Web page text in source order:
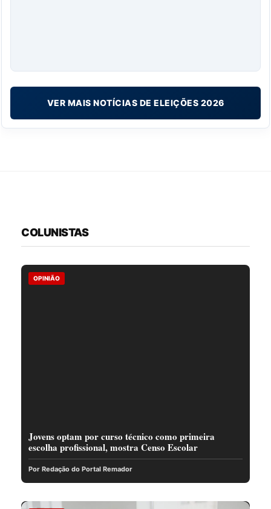
VER MAIS NOTÍCIAS DE ELEIÇÕES 2026
COLUNISTAS
OPINIÃO
Jovens optam por curso técnico como primeira
escolha profissional, mostra Censo Escolar
Por Redação do Portal Remador